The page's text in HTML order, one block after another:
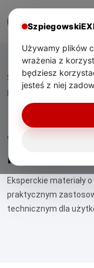
Start/ Detektor RF
praktyce
różnice
Eksperckie materiały
praktycznym
technicznym dla
Używamy plików
wrażenia z
będziesz
jesteś z niej